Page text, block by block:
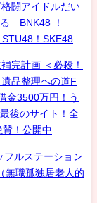
闘アイドルだい
BNK48 ！
！SKE48
完計画 ＜必殺！
品整理への道F
金3500万円！う
後のサイト！全
！公開中
フルステーション
無職孤独居老人的